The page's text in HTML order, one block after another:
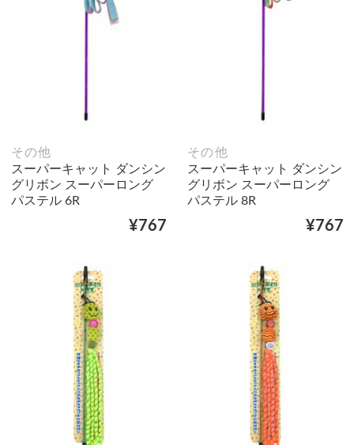
その他
スーパーキャット ダンシン
グリボン スーパーロング
パステル 6R
¥767
その他
スーパーキャット ダンシン
グリボン スーパーロング
パステル 8R
¥767